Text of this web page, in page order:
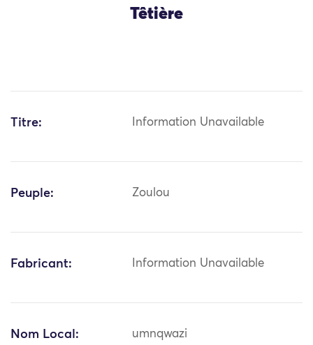
Têtière
Titre: Information Unavailable
Peuple: Zoulou
Fabricant: Information Unavailable
Nom Local: umnqwazi